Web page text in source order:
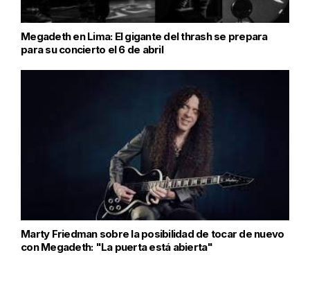
Megadeth en Lima: El gigante del thrash se prepara
para su concierto el 6 de abril
Marty Friedman sobre la posibilidad de tocar de nuevo
con Megadeth: "La puerta está abierta"